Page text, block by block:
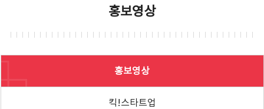
홍보영상
홍보영상
킥!스타트업